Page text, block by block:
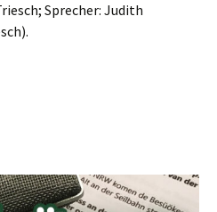
Sprecher: Judith